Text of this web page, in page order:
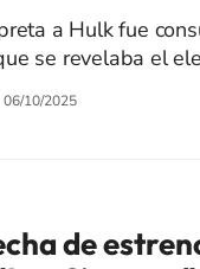
a Hulk fue
se revelaba el
06/10/2025
de